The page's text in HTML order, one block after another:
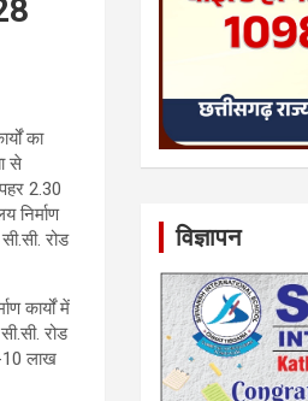
का
से
2.30
निर्माण
रोड
कार्यों में
रोड
10 लाख
विज्ञापन